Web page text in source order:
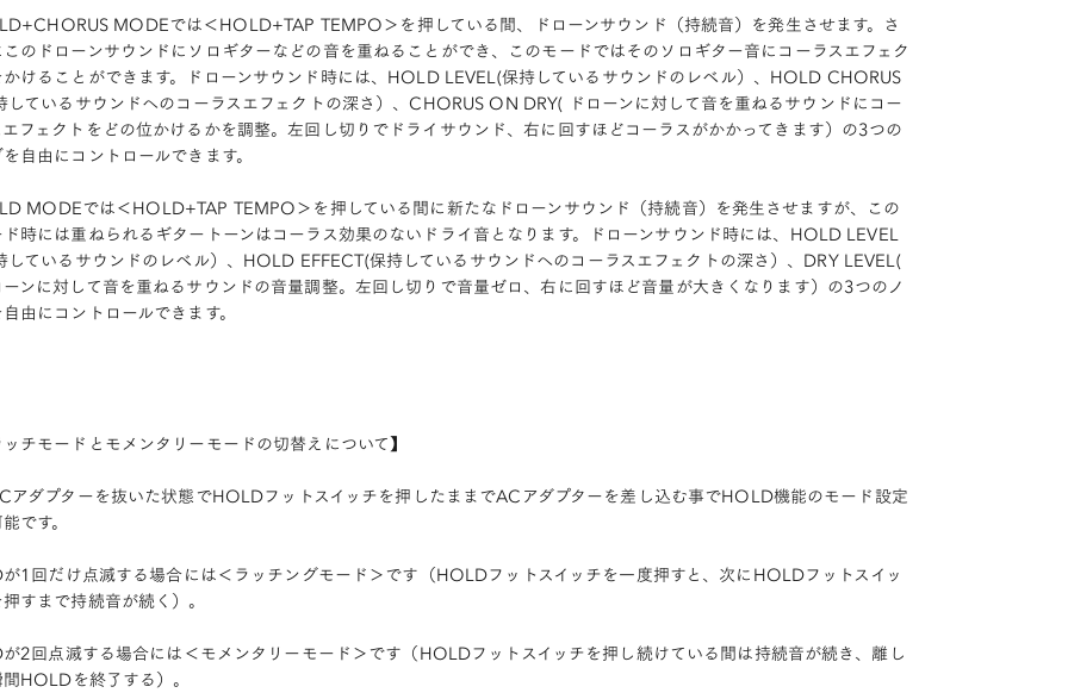
MODEでは＜HOLD+TAP TEMPO＞を押している間、ドローンサウンド（持続音）を発生させます。さ
このドローンサウンドにソロギターなどの音を重ねることができ、このモードではそのソロギター音にコーラスエフェク
かけることができます。ドローンサウンド時には、HOLD LEVEL(保持しているサウンドのレベル）、HOLD CHORUS
しているサウンドへのコーラスエフェクトの深さ）、CHORUS ON DRY( ドローンに対して音を重ねるサウンドにコー
エフェクトをどの位かけるかを調整。左回し切りでドライサウンド、右に回すほどコーラスがかかってきます）の3つの
自由にコントロールできます。
MODEでは＜HOLD+TAP TEMPO＞を押している間に新たなドローンサウンド（持続音）を発生させますが、この
ド時には重ねられるギタートーンはコーラス効果のないドライ音となります。ドローンサウンド時には、HOLD LEVEL
しているサウンドのレベル）、HOLD EFFECT(保持しているサウンドへのコーラスエフェクトの深さ）、DRY LEVEL(
ーンに対して音を重ねるサウンドの音量調整。左回し切りで音量ゼロ、右に回すほど音量が大きくなります）の3つのノ
由にコントロールできます。
ッチモードとモメンタリーモードの切替えについて】
アダプターを抜いた状態でHOLDフットスイッチを押したままでACアダプターを差し込む事でHOLD機能のモード設定
です。
1回だけ点滅する場合には＜ラッチングモード＞です（HOLDフットスイッチを一度押すと、次にHOLDフットスイッ
すまで持続音が続く）。
2回点滅する場合には＜モメンタリーモード＞です（HOLDフットスイッチを押し続けている間は持続音が続き、離し
間HOLDを終了する）。